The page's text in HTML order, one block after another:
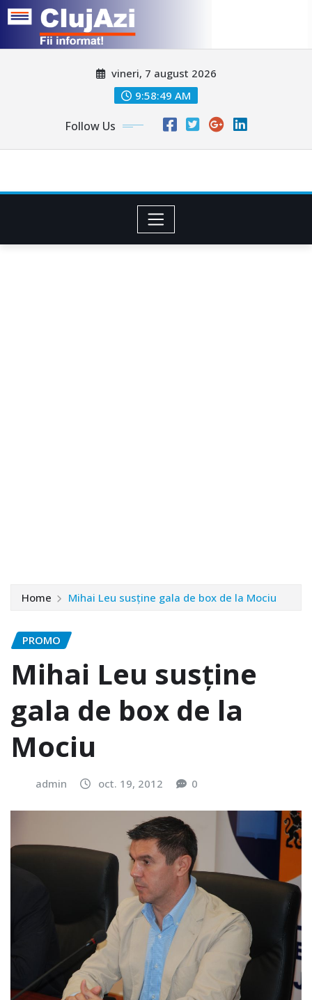
vineri, 7 august 2026
9:58:52 AM
Follow Us
Home Mihai Leu susține gala de box de la Mociu
PROMO
Mihai Leu susține
gala de box de la
Mociu
admin oct. 19, 2012 0